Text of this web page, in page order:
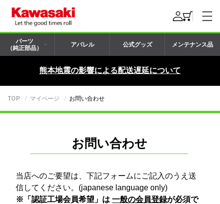
パーツ
（純正部品）
アパレル 公式グッズ メンテナンス品
熊本地震の影響による配送遅延について
TOP マイページ お問い合わせ
お問い合わせ
当店へのご要望は、下記フォームにご記入のうえ送
信してください。(japanese language only)
※「認証工場会員希望」は一般の会員登録が必須で